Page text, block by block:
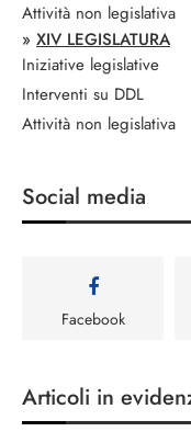
Attività non legislativa
» XIV LEGISLATURA
Iniziative legislative
Interventi su DDL
Attività non legislativa
Social media
Facebook
Articoli in